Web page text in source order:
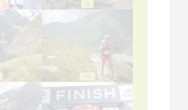
5
10